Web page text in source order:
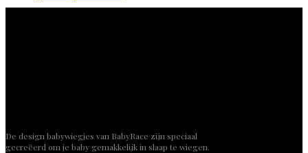
De design babywiegjes van BabyRace zijn speciaal
gecreëerd om je baby gemakkelijk in slaap te wiegen.